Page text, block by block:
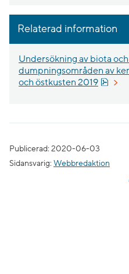
Relaterad information
Undersökning av biota
dumpningsområden av
och östkusten 2019
Pdf,
Publicerad: 2020-06-03
Sidansvarig: Webbredaktion